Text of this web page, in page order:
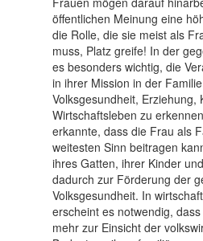
öffentlichen Meinung eine
die Rolle, die sie meist als
muss, Platz greife! In der
es besonders wichtig, die
in ihrer Mission in der
Volksgesundheit, Erziehung,
Wirtschaftsleben zu
erkannte, dass die Frau als
weitesten Sinn beitragen
ihres Gatten, ihrer Kinder
dadurch zur Förderung der
Volksgesundheit. In
erscheint es notwendig,
mehr zur Einsicht der